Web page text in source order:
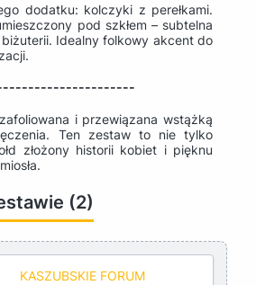
dodatku: kolczyki z perełkami.
pod szkłem – subtelna
Idealny folkowy akcent do
i przewiązana wstążką
Ten zestaw to nie tylko
złożony historii kobiet i pięknu
(2)
KASZUBSKIE FORUM